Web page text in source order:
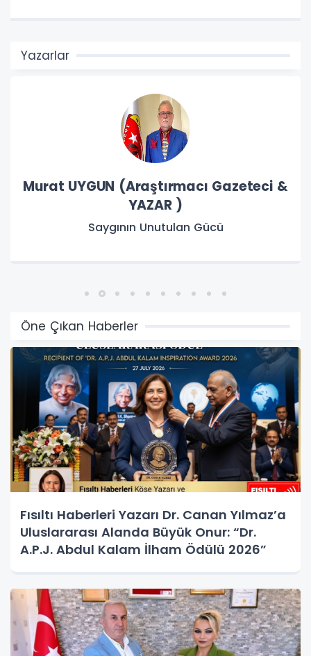
Yazarlar
Zeki BAŞTÜRK (Emekli Milli Eğitim
Müdürü)
ŞARKI SÖYLEMEYEN HALK HASTADIR.
Öne Çıkan Haberler
Fısıltı Haberleri Yazarı Dr. Canan Yılmaz’a
Uluslararası Alanda Büyük Onur: “Dr.
A.P.J. Abdul Kalam İlham Ödülü 2026”